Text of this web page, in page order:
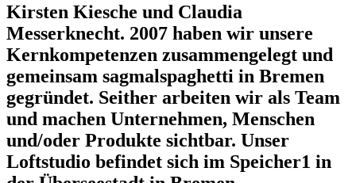
Kirsten Kiesche und Claudia
Messerknecht. 2007 haben wir unsere
Kernkompetenzen zusammengelegt und
gemeinsam sagmalspaghetti in Bremen
gegründet. Seither arbeiten wir als Team
und machen Unternehmen, Menschen
und/oder Produkte sichtbar. Unser
Loftstudio befindet sich im Speicher1 in